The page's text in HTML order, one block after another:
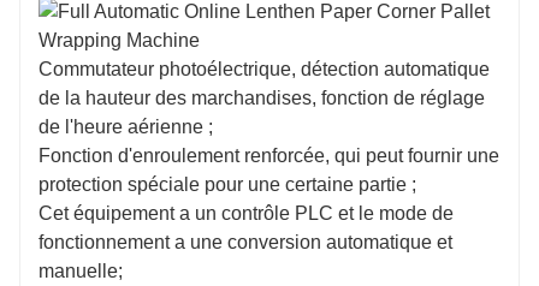
Commutateur photoélectrique, détection automatique
de la hauteur des marchandises, fonction de réglage
de l'heure aérienne ;
Fonction d'enroulement renforcée, qui peut fournir une
protection spéciale pour une certaine partie ;
Cet équipement a un contrôle PLC et le mode de
fonctionnement a une conversion automatique et
manuelle;